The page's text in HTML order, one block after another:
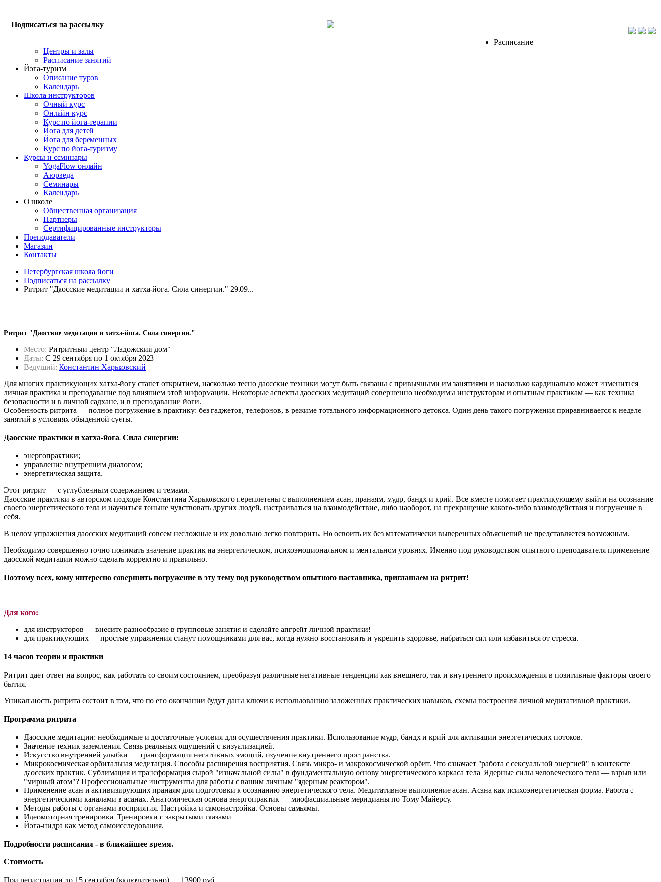
Подписаться на рассылку
Расписание
Центры и залы
Расписание занятий
Йога-туризм
Описание туров
Календарь
Школа инструкторов
Очный курс
Онлайн курс
Курс по йога-терапии
Йога для детей
Йога для беременных
Курс по йога-туризму
Курсы и семинары
YogaFlow онлайн
Аюрведа
Семинары
Календарь
О школе
Общественная организация
Партнеры
Сертифицированные инструкторы
Преподаватели
Магазин
Контакты
Петербургская школа йоги
Подписаться на рассылку
Ритрит "Даосские медитации и хатха-йога. Сила синергии." 29.09...
Ритрит "Даосские медитации и хатха-йога. Сила синергии."
Место: Ритритный центр "Ладожский дом"
Даты: C 29 сентября по 1 октября 2023
Ведущий: Константин Харьковский
Для многих практикующих хатха-йогу станет открытием, насколько тесно даосские техники могут быть связаны с привычными им занятиями и насколько кардинально может измениться
личная практика и преподавание под влиянием этой информации. Некоторые аспекты даосских медитаций совершенно необходимы инструкторам и опытным практикам — как техника
безопасности и в личной садхане, и в преподавании йоги.
Особенность ритрита — полное погружение в практику: без гаджетов, телефонов, в режиме тотального информационного детокса. Один день такого погружения приравнивается к неделе
занятий в условиях обыденной суеты.
Даосские практики и хатха-йога. Сила синергии:
энергопрактики;
управление внутренним диалогом;
энергетическая защита.
Этот ритрит — с углубленным содержанием и темами.
Даосские практики в авторском подходе Константина Харьковского переплетены с выполнением асан, пранаям, мудр, бандх и крий. Все вместе помогает практикующему выйти на осознание
своего энергетического тела и научиться тоньше чувствовать других людей, настраиваться на взаимодействие, либо наоборот, на прекращение какого-либо взаимодействия и погружение в
себя.
В целом упражнения даосских медитаций совсем несложные и их довольно легко повторить. Но освоить их без математически выверенных объяснений не представляется возможным.
Необходимо совершенно точно понимать значение практик на энергетическом, психоэмоциональном и ментальном уровнях. Именно под руководством опытного преподавателя применение
даосской медитации можно сделать корректно и правильно.
Поэтому всех, кому интересно совершить погружение в эту тему под руководством опытного наставника, приглашаем на ритрит!
Для кого:
для инструкторов — внесите разнообразие в групповые занятия и сделайте апгрейт личной практики!
для практикующих — простые упражнения станут помощниками для вас, когда нужно восстановить и укрепить здоровье, набраться сил или избавиться от стресса.
14 часов теории и практики
Ритрит дает ответ на вопрос, как работать со своим состоянием, преобразуя различные негативные тенденции как внешнего, так и внутреннего происхождения в позитивные факторы своего
бытия.
Уникальность ритрита состоит в том, что по его окончании будут даны ключи к использованию заложенных практических навыков, схемы построения личной медитативной практики.
Программа ритрита
Даосские медитации: необходимые и достаточные условия для осуществления практики. Использование мудр, бандх и крий для активации энергетических потоков.
Значение техник заземления. Связь реальных ощущений с визуализацией.
Искусство внутренней улыбки — трансформация негативных эмоций, изучение внутреннего пространства.
Микрокосмическая орбитальная медитация. Способы расширения восприятия. Связь микро- и макрокосмической орбит. Что означает "работа с сексуальной энергией" в контексте
даосских практик. Сублимация и трансформация сырой "изначальной силы" в фундаментальную основу энергетического каркаса тела. Ядерные силы человеческого тела — взрыв или
"мирный атом"? Профессиональные инструменты для работы с вашим личным "ядерным реактором".
Применение асан и активизирующих пранаям для подготовки к осознанию энергетического тела. Медитативное выполнение асан. Асана как психоэнергетическая форма. Работа с
энергетическими каналами в асанах. Анатомическая основа энергопрактик — миофасциальные меридианы по Тому Майерсу.
Методы работы с органами восприятия. Настройка и самонастройка. Основы самьямы.
Идеомоторная тренировка. Тренировки с закрытыми глазами.
Йога-нидра как метод самоисследования.
Подробности расписания - в ближайшее время.
Стоимость
При регистрации до 15 сентября (включительно) — 13900 руб.